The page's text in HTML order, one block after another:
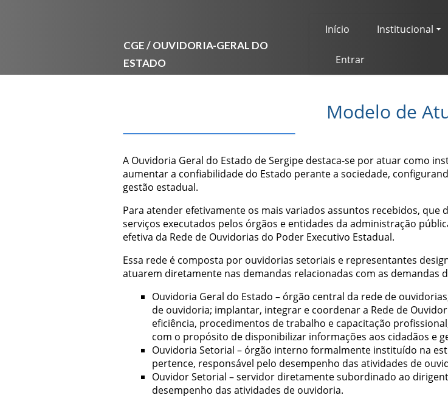
CGE / OUVIDORIA-GERAL DO
ESTADO
Início Institucional
Entrar
Modelo de
A Ouvidoria Geral do Estado de Sergipe destaca-se por atuar como
aumentar a confiabilidade do Estado perante a sociedade,
gestão estadual.
Para atender efetivamente os mais variados assuntos recebidos,
serviços executados pelos órgãos e entidades da administração
efetiva da Rede de Ouvidorias do Poder Executivo Estadual.
Essa rede é composta por ouvidorias setoriais e representantes
atuarem diretamente nas demandas relacionadas com as demandas
Ouvidoria Geral do Estado – órgão central da rede de
de ouvidoria; implantar, integrar e coordenar a Rede de
eficiência, procedimentos de trabalho e capacitação
com o propósito de disponibilizar informações aos cidadãos e
Ouvidoria Setorial – órgão interno formalmente instituído na
pertence, responsável pelo desempenho das atividades de
Ouvidor Setorial – servidor diretamente subordinado ao
desempenho das atividades de ouvidoria.